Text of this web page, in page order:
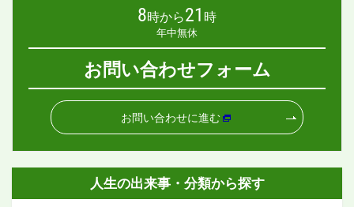
8時から21 時
年中無休
お問い合わせフォーム
お問い合わせに進む
人生の出来事・分類から探す